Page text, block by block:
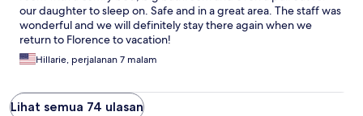
our daughter to sleep on. Safe and in a great area. The staff was
wonderful and we will definitely stay there again when we
return to Florence to vacation!
Hillarie, perjalanan 7 malam
Lihat semua 74 ulasan